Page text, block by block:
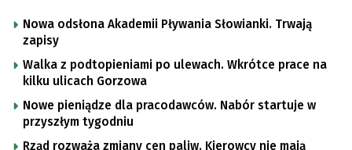
Nowa odsłona Akademii Pływania Słowianki. Trwają
zapisy
Walka z podtopieniami po ulewach. Wkrótce prace na
kilku ulicach Gorzowa
Nowe pieniądze dla pracodawców. Nabór startuje w
przyszłym tygodniu
Rząd rozważa zmiany cen paliw. Kierowcy nie mają